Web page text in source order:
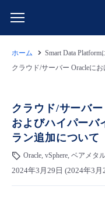
クラウド/サー
ネットワーク
データ利活用
クラウド/サーバ
料金情報
料金シミュレー
ご利用開始ガイド
ホーム Smart Data Platform
クラウド/サーバ
およびハイパーバ
ラン追加について
Oracle, vSphere, ベアメ
2024年3月29日 (2024年3月